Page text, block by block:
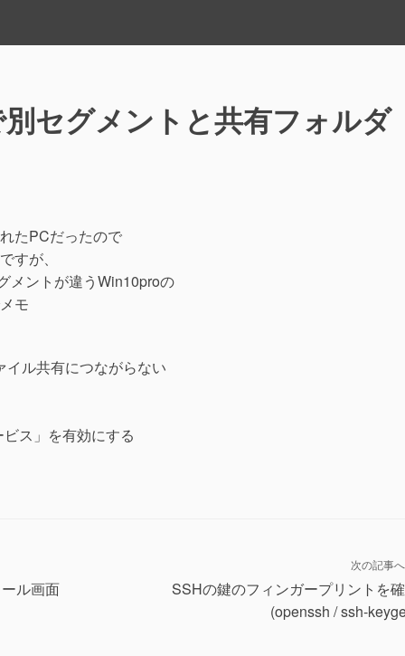
セグメントと共有フォルダ
たPCだったので
すが、
メントが違うWin10proの
モ
ル共有につながらない
ス」を有効にする
ル画面
次の記事へ
SSHの鍵のフィンガープリントを
(openssh / ssh-